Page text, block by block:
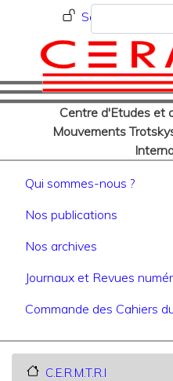
Menu du
Se connecter
Centre d'Etudes et
Mouvements
Rechercher
Navigation
Qui sommes-nous ?
Nos publications
Nos archives
Journaux et Revues
Commande des Cahiers
C.E.R.M.T.R.I